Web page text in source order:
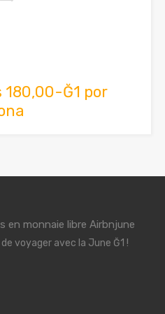
Ğ1 por
voyager avec la June Ğ1 !